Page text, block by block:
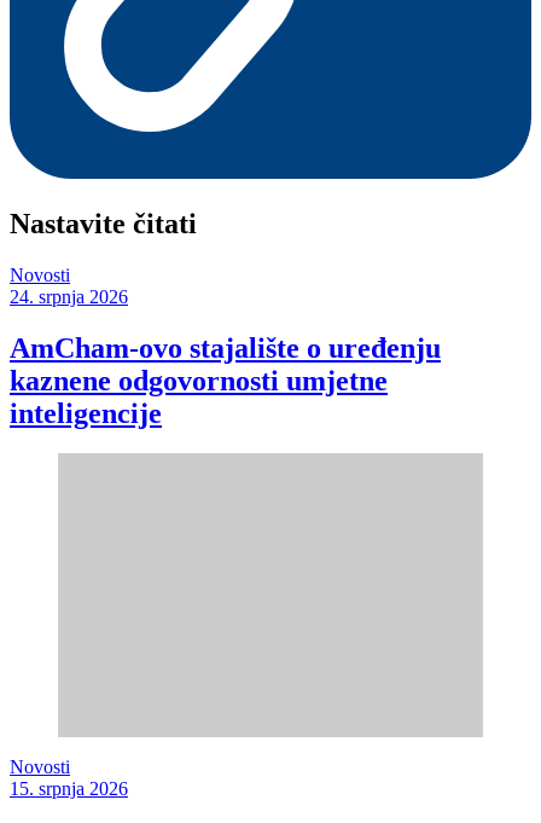
Nastavite čitati
Novosti
24. srpnja 2026
AmCham-ovo stajalište o uređenju
kaznene odgovornosti umjetne
inteligencije
Novosti
15. srpnja 2026